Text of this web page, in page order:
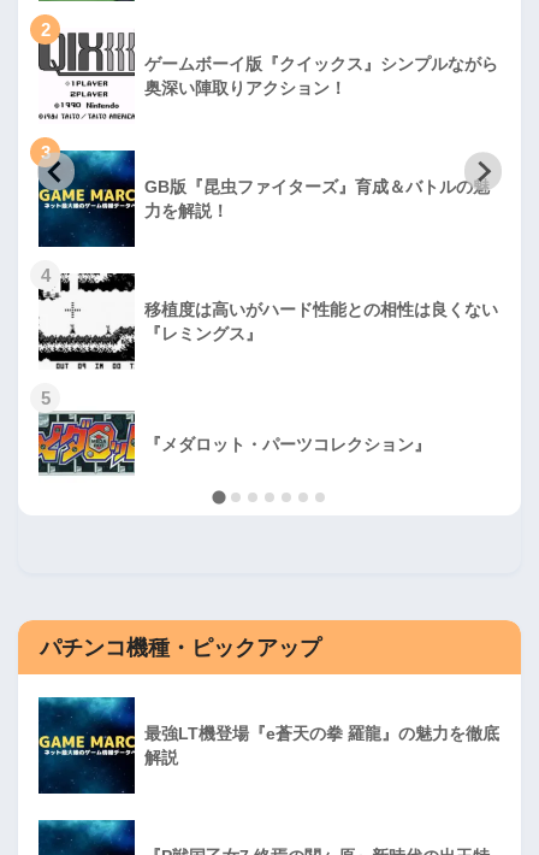
2
ゲームボーイ版『クイックス』シンプルながら
奥深い陣取りアクション！
3
GB版『昆虫ファイターズ』育成＆バトルの魅
力を解説！
4
移植度は高いがハード性能との相性は良くない
『レミングス』
5
『メダロット・パーツコレクション』
パチンコ機種・ピックアップ
最強LT機登場『e蒼天の拳 羅龍』の魅力を徹底
解説